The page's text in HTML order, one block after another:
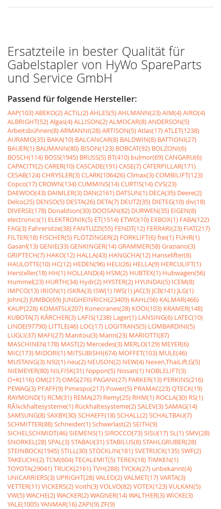
Ersatzteile in bester Qualität für
Gabelstapler von HyWo SpareParts
und Service GmbH
Passend für folgende Hersteller:
AAP(103)ABEKO(2)ACTIL(2)AHLES(5)AHLMANN(23)AIM(4)AIRO(4)
ALBRIGHT(52)Algas(4)ALLISON(2)ALMOCAR(8)ANDERSON(5)
Arbeitsbühnen(8)ARMANNI(28)ARTISON(5)Atlas(17)ATLET(1238)
AURAMO(35) BAKA(10) BALCANCAR(8) BALDWIN(8) BATTIONI(27)
BAUER(1) BAUMANN(80) BISON(123) BOBCAT(92) BOLZONI(6)
BOSCH(114) BOSS(1945) BRUSS(5) BT(410) bulmor(69)CANGARU(6)
CAPACITY(2)CARER(10)CASCADE(191)CASE(7)CATERPILLAR(171)
CESAB(124)CHRYSLER(3)CLARK(106426)Climax(3)COMBILIFT(123)
Copco(17)CROWN(134)CUMMINS(14)CURTIS(14)CVS(23)
DAEWOO(43) DAIMLER(3) DAN(2161) DATSUN(1) DECA(35) Deere(2)
Delco(25) DENSO(5) DESTA(26) DETA(7) DEUTZ(35) DIETEG(10)div(18)
DIVERSE(178) Donaldson(30) DOOSAN(82) DURWEN(35) EIGEN(8)
electronics(1) ELEKTRONIK(5) ET(1514) ETWO(10) EXBOX(1) FABA(122)
FAG(3) Fahrersitze(38) FANTUZZI(55) FENDT(12) FERRARI(23) FIAT(217)
FILTER(18) FISCHER(5) FLÖTZINGER(2) FORKLIFT(6)frei(1) FÜHR(1)
Gasanl(13)GENIE(33)GENKINGER(14)GRAMMER(58)Graziano(3)
GRIPTECH(7) HAKO(12) HALLA(43) HANGCHA(12) Hanselifter(6)
HAULOTTE(10) HC(12) HEDEN(96) HELI(26) HELLA(9) HERCULIFT(1)
Hersteller(18) HH(1) HOLLAND(4) HSM(2) HUBTEX(1) Hubwagen(56)
Hummel(23) HURTH(34) Hydr(2) HYSTER(2) HYUNDAI(5) ICEM(8)
IMPCO(13) IRION(1) ISKRA(3) ISW(1) IWS(1) JAC(3) JCB(141) JLG(1)
John(2) JUMBO(69) JUNGHEINRICH(23409) KAHL(56) KALMAR(466)
KAUP(228) KOMATSU(207) Konecranes(28) KOOI(103) KRAMER(148)
KUBOTA(7) KÃRCHER(3) LAFIS(1238) Lager(1) LANSING(6) LATEC(10)
LINDE(97790) LITTLE(46) LOC(17) LOGITRANS(5) LOMBARDINI(5)
LUGLI(37) MAFI(27) Manitou(3) Mann(23) MARIOTTI(87)
MASCHINEN(178) MAST(2) Mercedes(3) MERLO(129) MEYER(6)
MIC(173) MIDORI(1) MITSUBISHI(674) MOFFET(103) MULE(46)
MUSTANG(3) N92(1) neu(2) NEUSON(2) NEW(4) Nexen,ThaiLift,G(5)
NIEMEYER(80) NILFISK(31) Nippon(5) Nissan(1) NOBLELIFT(3)
O+K(116)OM(217)OMG(276) PAGANI(27) PARKER(13) PERKINS(216)
PEWAG(3) PFAFF(9) Pimespo(217) Power(5) PRAMAC(23)QTECK(19)
RAYMOND(1) RCM(31) REMA(27) Remy(25) RHM(1) ROCLA(30) RS(1)
RÃ¼ckhaltesysteme(1) Rückhaltesysteme(2)SALEV(3)SAMAG(14)
SAMSUNG(8)SAXBY(30)SCHAEFF(18)SCHALL(2)SCHALTBAU(7)
SCHMITTER(88)Schneider(1)Schwerlast(2)SEITH(9)
SICHELSCHMIDT(46)SIEMENS(1)SIROCCO(73)SISU(17)SL(1)SMV(28)
SNORKEL(28)SPAL(3)STABAU(31)STABILUS(8)STAHLGRUBER(28)
STEINBOCK(1945)STILL(30)STÖCKLIN(181)SVETRUCK(135)SWF(2)
TAKEUCHI(2)TCM(604)TECALEMIT(5)TEREX(18)TIMKEN(1)
TOYOTA(29041)TRUCK(2161)TVH(288)TYCKA(27) unbekannt(4)
UNICARRIERS(3) UPRIGHT(28)VALEO(2)VALMET(17)VARTA(3)
VETTER(11)VICKERS(2)Voith(3)VOLVO(82)VOTEX(123)VULKAN(5)
VW(5)WACHE(2)WACKER(2)WAGNER(14)WALTHER(3)WICKE(3)
YALE(1005)YANMAR(16)ZAPI(9)ZF(9)